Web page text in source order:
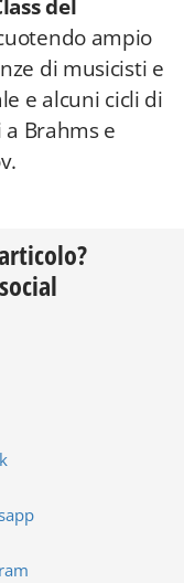
del
ampio
di musicisti e
e alcuni cicli di
Brahms e